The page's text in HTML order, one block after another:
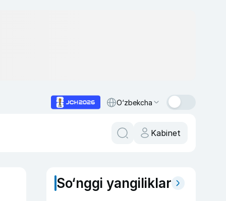
O‘zbekcha
Kabinet
So‘nggi yangiliklar